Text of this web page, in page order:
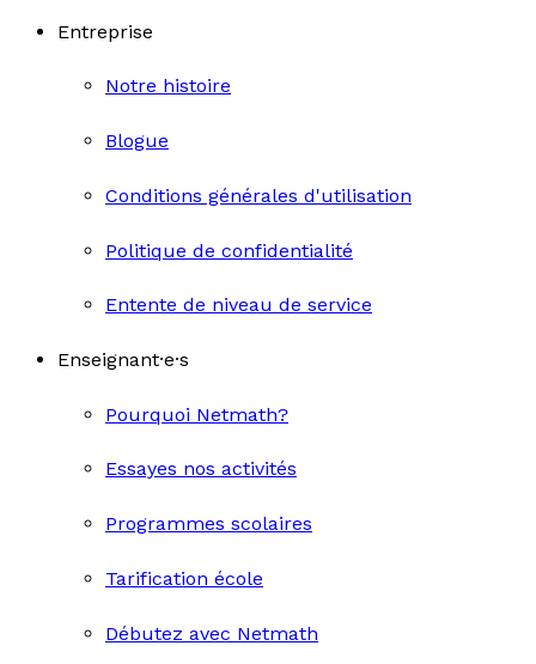
Entreprise
Notre histoire
Blogue
Conditions générales d'utilisation
Politique de confidentialité
Entente de niveau de service
Enseignant·e·s
Pourquoi Netmath?
Essayes nos activités
Programmes scolaires
Tarification école
Débutez avec Netmath